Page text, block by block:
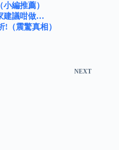
編推薦）
建議咁做…
!（震驚真相）
NEXT